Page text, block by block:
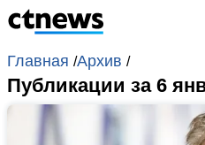
Главная /Архив /
Публикации за 6